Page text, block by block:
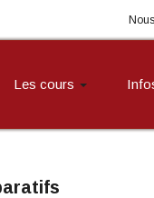
Les cours